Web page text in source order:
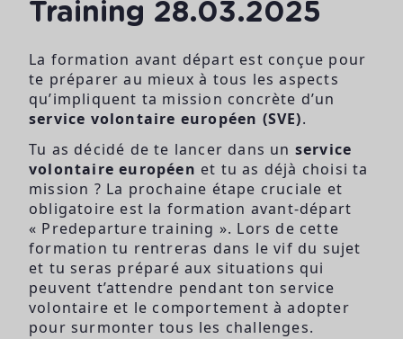
Training 28.03.2025
La formation avant départ est conçue pour
te préparer au mieux à tous les aspects
qu’impliquent ta mission concrète d’un
service volontaire européen (SVE).
Tu as décidé de te lancer dans un service
volontaire européen et tu as déjà choisi ta
mission ? La prochaine étape cruciale et
obligatoire est la formation avant-départ
« Predeparture training ». Lors de cette
formation tu rentreras dans le vif du sujet
et tu seras préparé aux situations qui
peuvent t’attendre pendant ton service
volontaire et le comportement à adopter
pour surmonter tous les challenges.